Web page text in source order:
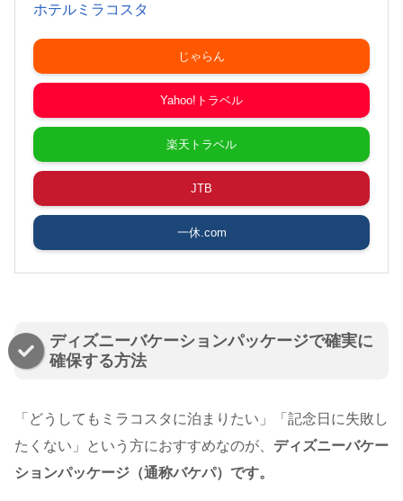
ホテルミラコスタ
じゃらん
Yahoo!トラベル
楽天トラベル
JTB
一休.com
ディズニーバケーションパッケージで確実に
確保する方法
「どうしてもミラコスタに泊まりたい」「記念日に失敗し
たくない」という方におすすめなのが、 ディズニーバケー
ションパッケージ（通称バケパ）です。